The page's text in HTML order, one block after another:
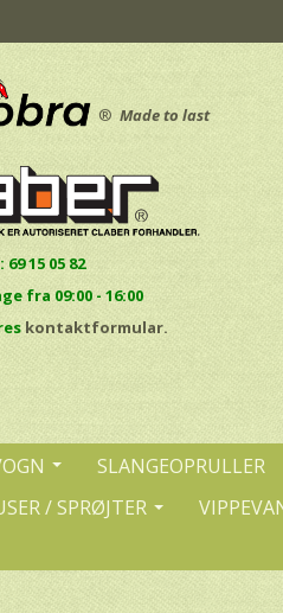
® Made to last
15 05 82
fra 09:00 - 16:00
kontaktformular.
SLANGEOPRULLER
/ SPRØJTER